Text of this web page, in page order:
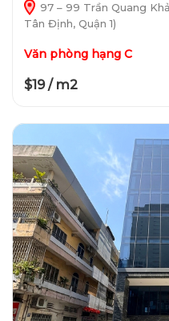
97 – 99 Trần Quang
Tân Định, Quận 1)
Văn phòng hạng C
$19 / m2